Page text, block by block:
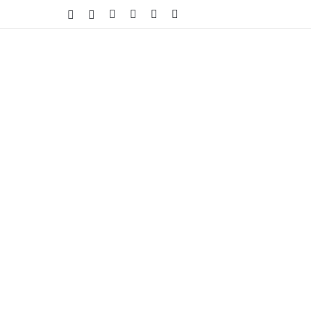
فيسبوك لينكدإنانستقرامتسجيل الدخول